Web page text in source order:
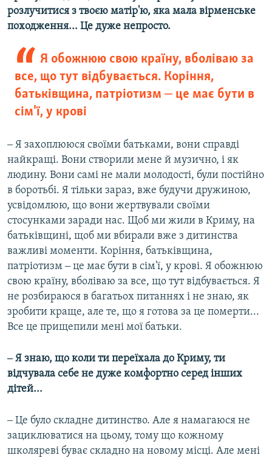
розлучитися з твоєю матір'ю, яка мала вірменське
походження... Це дуже непросто.
Я обожнюю свою країну, вболіваю за
все, що тут відбувається. Коріння,
батьківщина, патріотизм ‒ це має бути в
сім'ї, у крові
‒ Я захоплююся своїми батьками, вони справді
найкращі. Вони створили мене й музично, і як
людину. Вони самі не мали молодості, були постійно
в боротьбі. Я тільки зараз, вже будучи дружиною,
усвідомлюю, що вони жертвували своїми
стосунками заради нас. Щоб ми жили в Криму, на
батьківщині, щоб ми вбирали вже з дитинства
важливі моменти. Коріння, батьківщина,
патріотизм ‒ це має бути в сім'ї, у крові. Я обожнюю
свою країну, вболіваю за все, що тут відбувається. Я
не розбираюся в багатьох питаннях і не знаю, як
зробити краще, але те, що я готова за це померти...
Все це прищепили мені мої батьки.
‒ Я знаю, що коли ти переїхала до Криму, ти
відчувала себе не дуже комфортно серед інших
дітей...
‒ Це було складне дитинство. Але я намагаюся не
зациклюватися на цьому, тому що кожному
школяреві буває складно на новому місці. Але мені